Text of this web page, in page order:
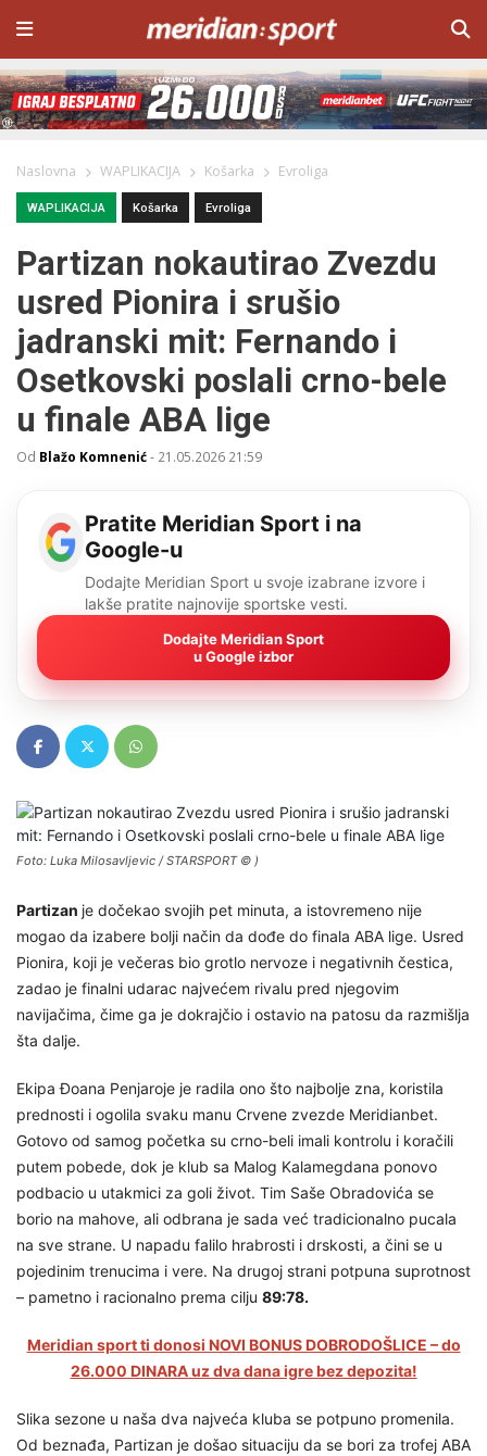
Naslovna WAPLIKACIJA Košarka Evroliga
WAPLIKACIJA Košarka Evroliga
Partizan nokautirao Zvezdu
usred Pionira i srušio
jadranski mit: Fernando i
Osetkovski poslali crno-bele
u finale ABA lige
Od Blažo Komnenić- 21.05.2026 21:59
Pratite Meridian Sport i na
Google-u
Dodajte Meridian Sport u svoje izabrane izvore i
lakše pratite najnovije sportske vesti.
Dodajte Meridian Sport
u Google izbor
Foto: Luka Milosavljevic / STARSPORT © )
Partizan je dočekao svojih pet minuta, a istovremeno nije
mogao da izabere bolji način da dođe do finala ABA lige. Usred
Pionira, koji je večeras bio grotlo nervoze i negativnih čestica,
zadao je finalni udarac najvećem rivalu pred njegovim
navijačima, čime ga je dokrajčio i ostavio na patosu da razmišlja
šta dalje.
Ekipa Đoana Penjaroje je radila ono što najbolje zna, koristila
prednosti i ogolila svaku manu Crvene zvezde Meridianbet.
Gotovo od samog početka su crno-beli imali kontrolu i koračili
putem pobede, dok je klub sa Malog Kalamegdana ponovo
podbacio u utakmici za goli život. Tim Saše Obradovića se
borio na mahove, ali odbrana je sada već tradicionalno pucala
na sve strane. U napadu falilo hrabrosti i drskosti, a čini se u
pojedinim trenucima i vere. Na drugoj strani potpuna suprotnost
– pametno i racionalno prema cilju 89:78.
Meridian sport ti donosi NOVI BONUS DOBRODOŠLICE – do
26.000 DINARA uz dva dana igre bez depozita!
Slika sezone u naša dva najveća kluba se potpuno promenila.
Od beznađa, Partizan je došao situaciju da se bori za trofej ABA